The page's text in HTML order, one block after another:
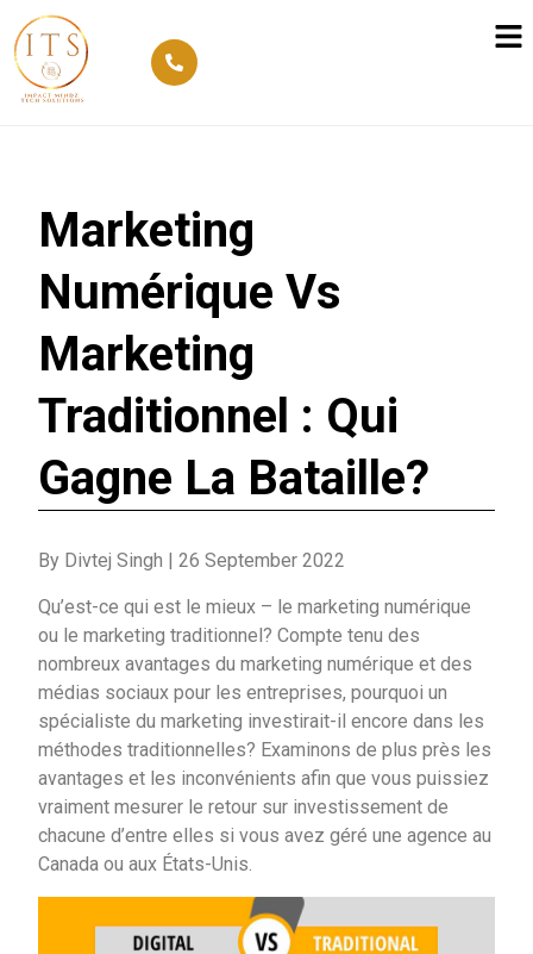
Marketing
Numérique Vs
Marketing
Traditionnel : Qui
Gagne La Bataille?
By Divtej Singh | 26 September 2022
Qu’est-ce qui est le mieux – le marketing numérique
ou le marketing traditionnel? Compte tenu des
nombreux avantages du marketing numérique et des
médias sociaux pour les entreprises, pourquoi un
spécialiste du marketing investirait-il encore dans les
méthodes traditionnelles? Examinons de plus près les
avantages et les inconvénients afin que vous puissiez
vraiment mesurer le retour sur investissement de
chacune d’entre elles si vous avez géré une agence au
Canada ou aux États-Unis.